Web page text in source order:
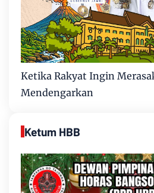
Ketika Rakyat Ingin
Mendengarkan
Ketum HBB